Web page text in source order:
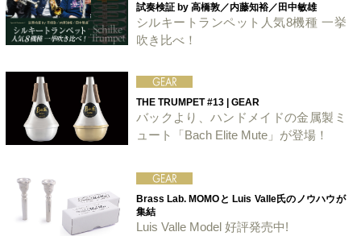
試奏検証 by 高橋敦／内藤知裕／田中敏雄
シルキートランペット人気8機種 一挙
吹き比べ！
THE TRUMPET #13 | GEAR
バックより、ハンドメイドの金属製ミ
ュート「Bach Elite Mute」が登場！
Brass Lab. MOMOと Luis Valle氏のノウハウが
集結
Luis Valle Model 好評発売中!